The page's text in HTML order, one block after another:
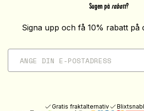
Sugen på rabatt?
Signa upp och få 10% rabatt på
Gratis fraktalternativ